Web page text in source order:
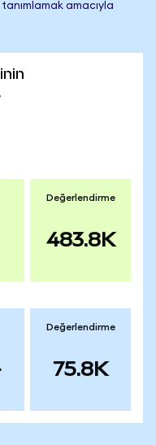
amacıyla
Değerlendirme
483.8K
Değerlendirme
75.8K